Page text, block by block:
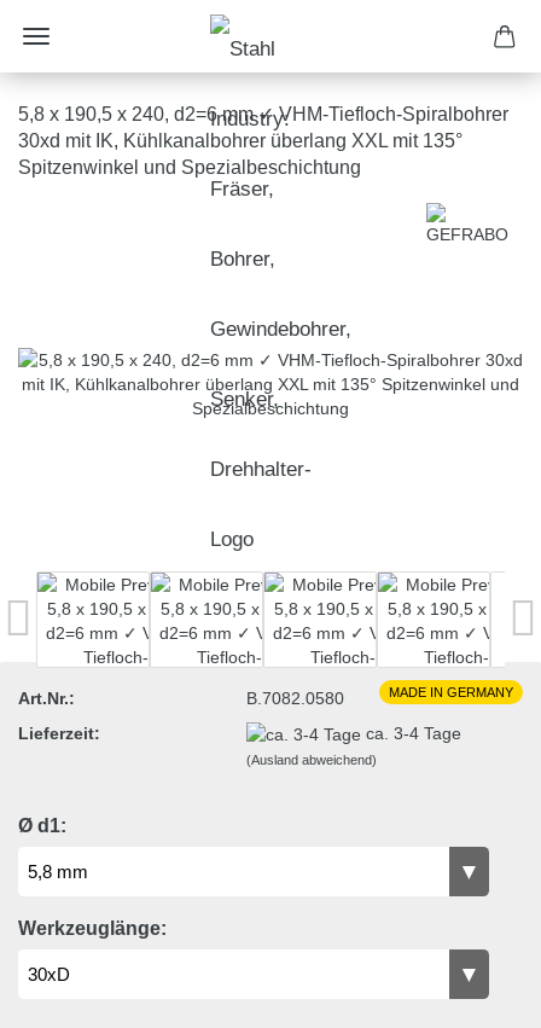
5,8 x 190,5 x 240, d2=6 mm ✓ VHM-Tiefloch-Spiralbohrer
30xd mit IK, Kühlkanalbohrer überlang XXL mit 135°
Spitzenwinkel und Spezialbeschichtung
MADE IN GERMANY
Art.Nr.:
B.7082.0580
Lieferzeit:
ca. 3-4 Tage
(Ausland abweichend)
Ø d1:
Werkzeuglänge: